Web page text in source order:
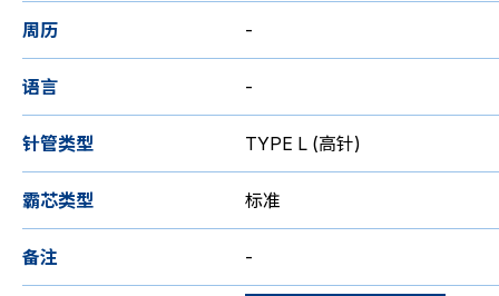
周历 -
语言 -
针管类型 TYPE L (高针)
霸芯类型 标准
备注 -